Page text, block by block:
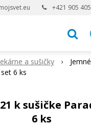
+421 905
a sušičky
6 ks
k sušičke
6 ks